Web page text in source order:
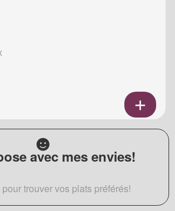
avec mes envies!
trouver vos plats préférés!